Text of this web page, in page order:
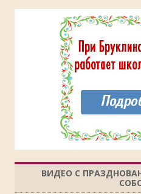
ВИДЕО С